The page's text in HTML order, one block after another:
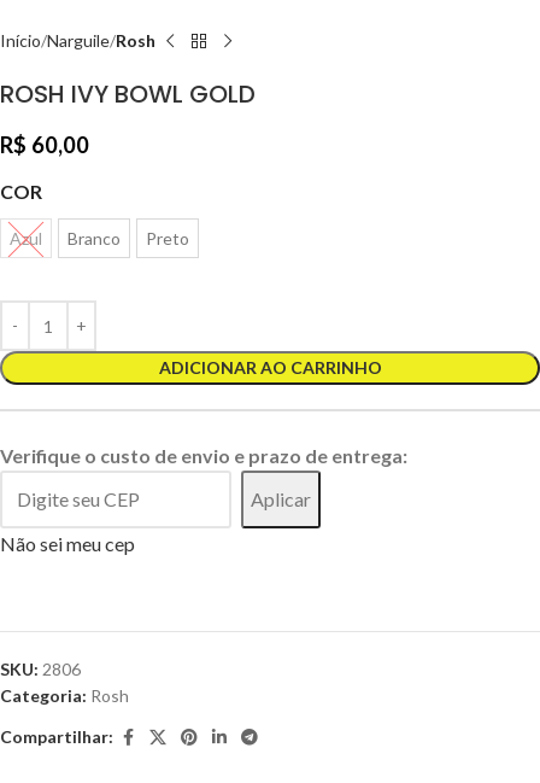
Início Narguile Rosh
ROSH IVY BOWL GOLD
R$ 60,00
COR
Azul Branco Preto
ADICIONAR AO CARRINHO
Verifique o custo de envio e prazo de entrega:
Aplicar
Não sei meu cep
SKU: 2806
Categoria: Rosh
Compartilhar: